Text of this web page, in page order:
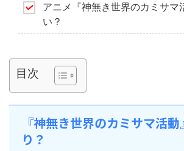
アニメ『神無き世界のカミサマ
い？
目次
『神無き世界のカミサマ活
り？